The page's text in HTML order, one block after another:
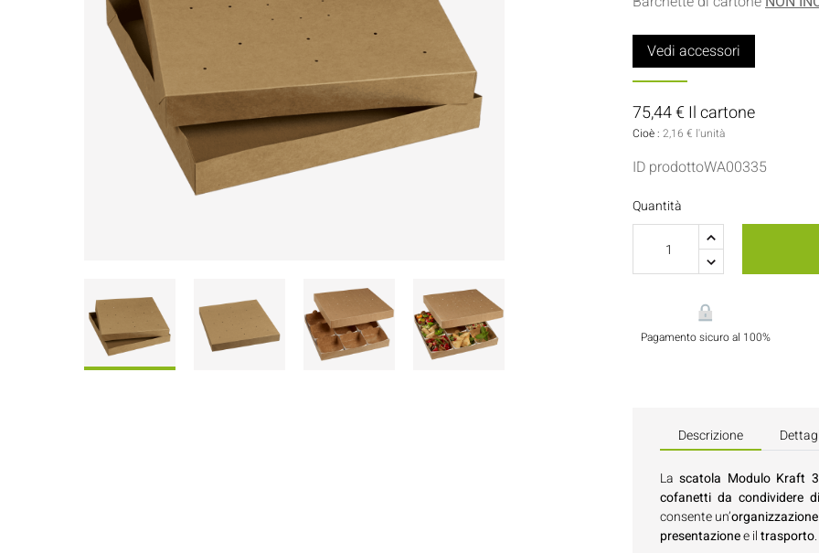
Scatole Da Condividere Porta Salse E CondimentiPasticceria
Vedi accessori
75,44 € Il cartone
Cioè : 2,16 € l'unità
ID prodottoWA00335
Quantità
Pagamento sicuro al 100%
Descrizione
Lascatola Modulo Kraft
cofanetti da condividere
consente un’
presentazionee iltrasporto.